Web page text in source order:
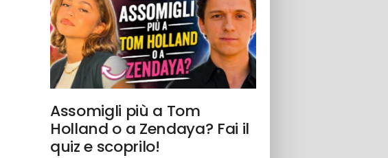
Assomigli più a Tom
Holland o a Zendaya? Fai il
quiz e scoprilo!